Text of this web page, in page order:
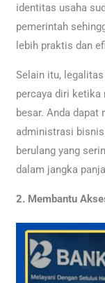
identitas usaha
pemerintah
lebih praktis dan
Selain itu,
percaya diri ketika
besar. Anda dapat
administrasi
berulang yang
dalam jangka
2. Membantu